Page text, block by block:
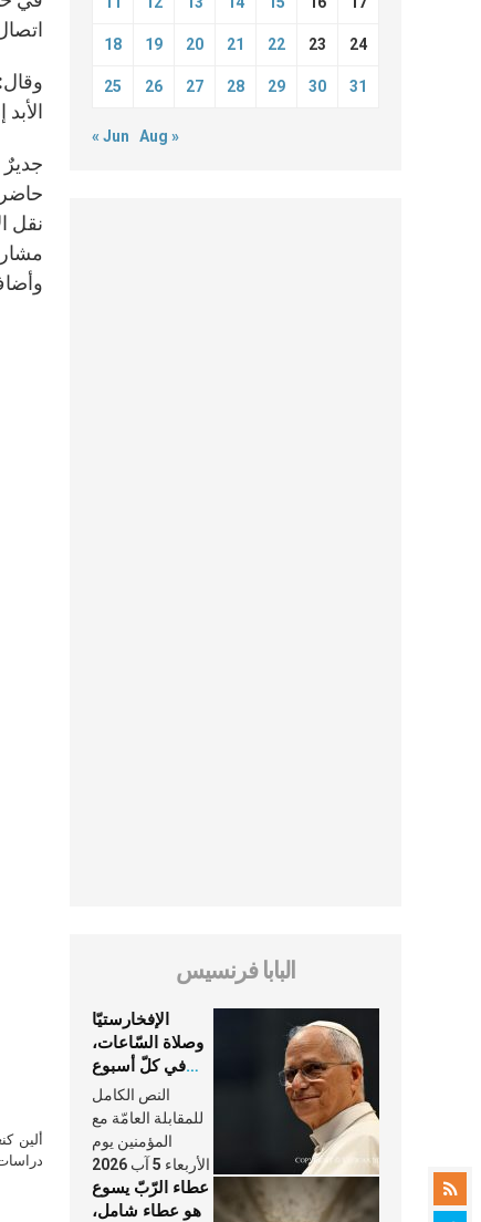
جديرٌ
نقل
ألين
18 19 20 21 22 23 24
25 26 27 28 29 30 31
« Jun Aug »
البابا فرنسيس
الإفخارستيّا
وصلاة السّاعات،
في كلّ أسبوع
وكلّ يوم، هما
النَّفَس في حياة
الكنيسة
النص الكامل
للمقابلة العامّة مع
المؤمنين يوم
الأربعاء 5 آب 2026
عطاء الرّبّ يسوع
هو عطاء شامل،